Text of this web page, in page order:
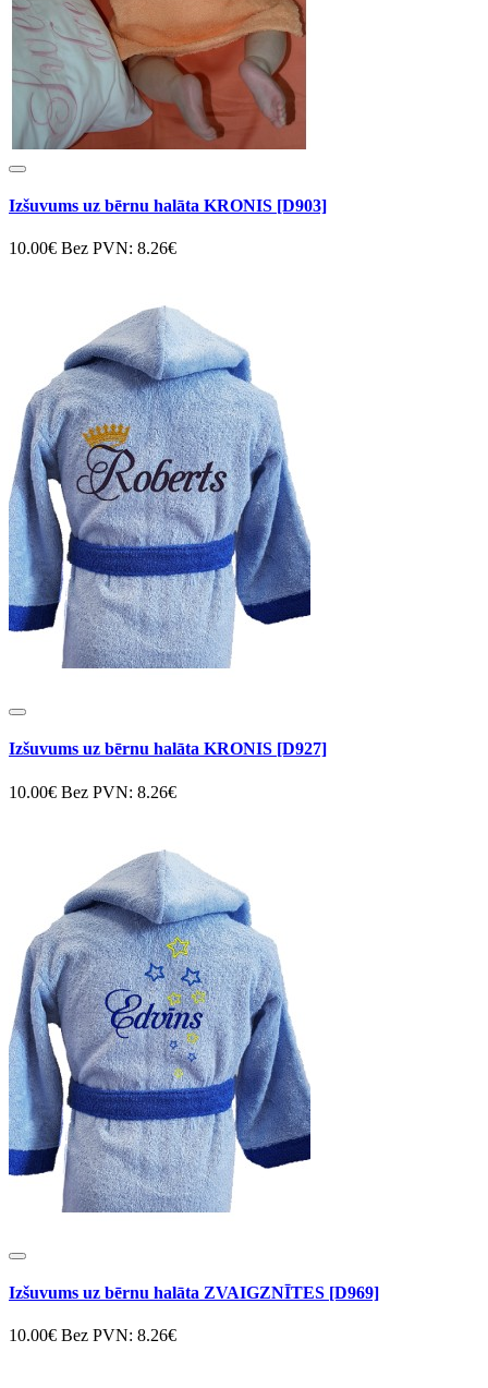
Izšuvums uz bērnu halāta KRONIS [D903]
10.00€ Bez PVN: 8.26€
Izšuvums uz bērnu halāta KRONIS [D927]
10.00€ Bez PVN: 8.26€
Izšuvums uz bērnu halāta ZVAIGZNĪTES [D969]
10.00€ Bez PVN: 8.26€